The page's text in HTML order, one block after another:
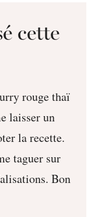
cette
rouge thaï
laisser un
la recette.
taguer sur
Bon